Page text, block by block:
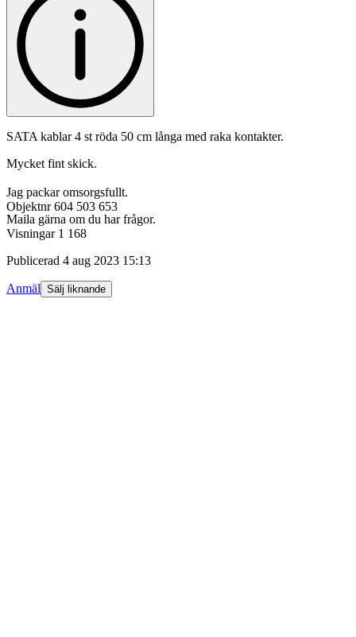
SATA kablar 4 st röda 50 cm långa med raka kontakter.
Mycket fint skick.
Jag packar omsorgsfullt.
Maila gärna om du har frågor.
Objektnr 604 503 653
Visningar 1 168
Publicerad 4 aug 2023 15:13
Anmäl Sälj liknande